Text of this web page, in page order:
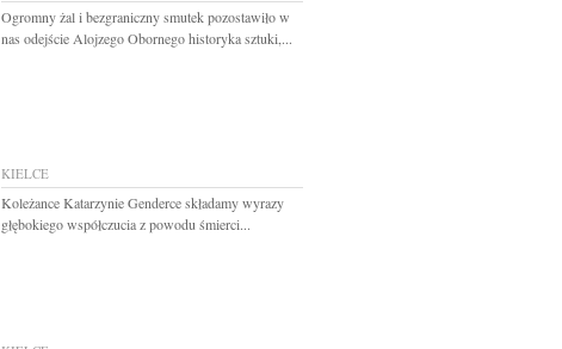
Ogromny żal i bezgraniczny smutek pozostawiło w
nas odejście Alojzego Obornego historyka sztuki,...
KIELCE
Koleżance Katarzynie Genderce składamy wyrazy
głębokiego współczucia z powodu śmierci...